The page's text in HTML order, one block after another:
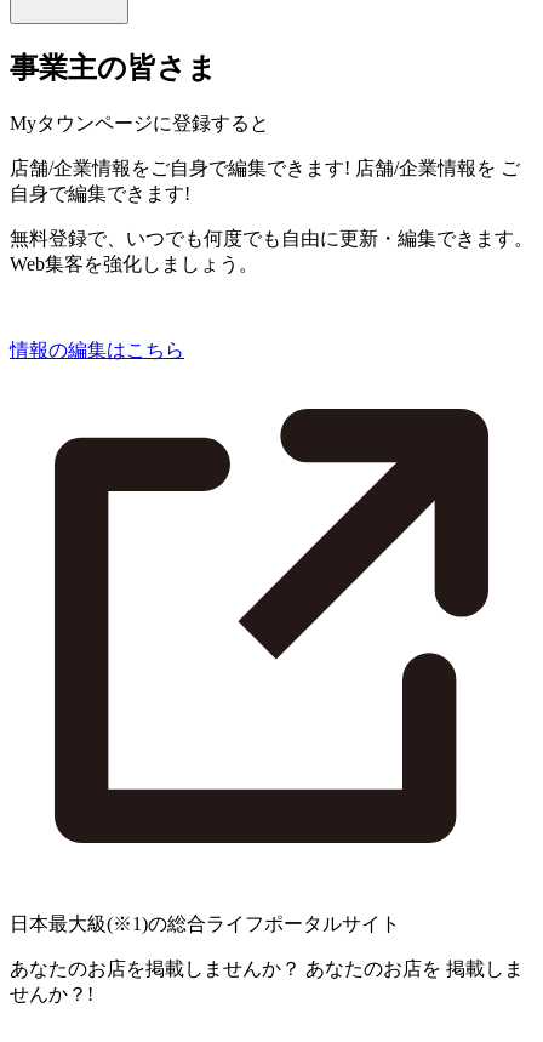
事業主の皆さま
Myタウンページに登録すると
店舗/企業情報をご自身で編集できます! 店舗/企業情報を ご
自身で編集できます!
無料登録で、いつでも何度でも自由に更新・編集できます。
Web集客を強化しましょう。
情報の編集はこちら
日本最大級(※1)の総合ライフポータルサイト
あなたのお店を掲載しませんか？ あなたのお店を 掲載しま
せんか？!